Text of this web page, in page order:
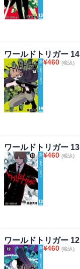
ワールドトリガー 14
¥460 (税込)
ワールドトリガー 13
¥460 (税込)
ワールドトリガー 12
¥460 (税込)